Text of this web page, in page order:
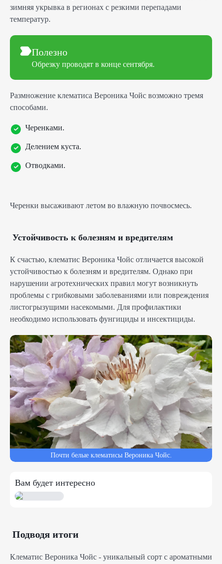
зимняя укрывка в регионах с резкими перепадами
температур.
Полезно
Обрезку проводят в конце сентября.
Размножение клематиса Вероника Чойс возможно тремя
способами.
Черенками.
Делением куста.
Отводками.
Черенки высаживают летом во влажную почвосмесь.
Устойчивость к болезням и вредителям
К счастью, клематис Вероника Чойс отличается высокой
устойчивостью к болезням и вредителям. Однако при
нарушении агротехнических правил могут возникнуть
проблемы с грибковыми заболеваниями или повреждения
листогрызущими насекомыми. Для профилактики
необходимо использовать фунгициды и инсектициды.
Почти белые клематисы Вероника Чойс.
Вам будет интересно
Подводя итоги
Клематис Вероника Чойс - уникальный сорт с ароматными